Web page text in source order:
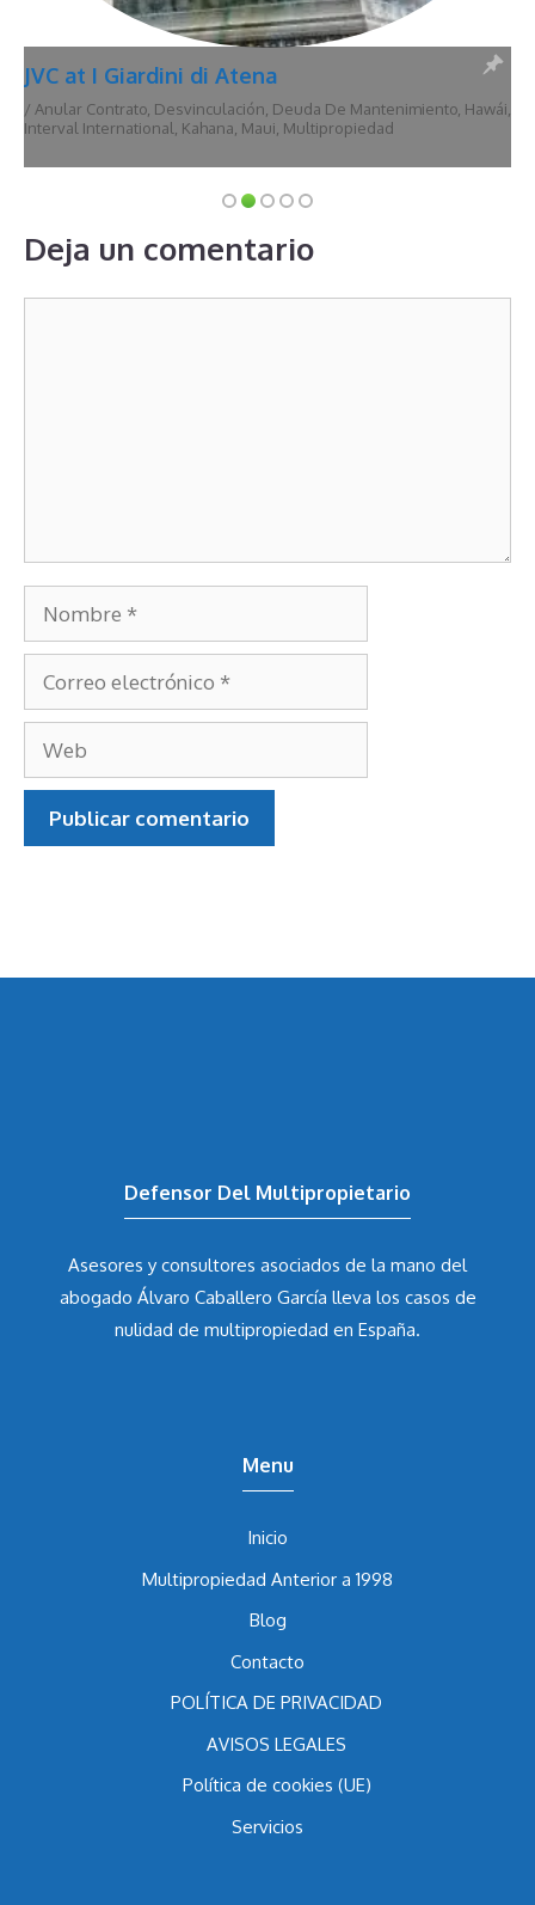
JVC at I Giardini di Atena
/ Anular Contrato, Desvinculación, Deuda De Mantenimiento, Hawái,
Interval International, Kahana, Maui, Multipropiedad
Deja un comentario
Nombre
Correo
electrónico
Web
Defensor Del Multipropietario
Asesores y consultores asociados de la mano del
abogado Álvaro Caballero García lleva los casos de
nulidad de multipropiedad en España.
Menu
Inicio
Multipropiedad Anterior a 1998
Blog
Contacto
POLÍTICA DE PRIVACIDAD
AVISOS LEGALES
Política de cookies (UE)
Servicios